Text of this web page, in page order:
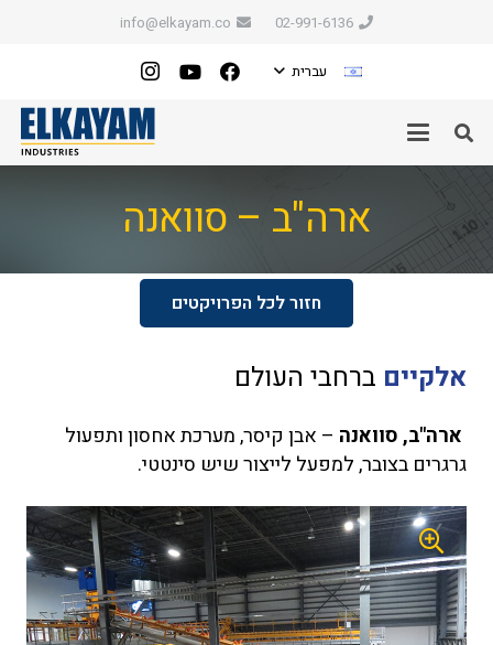
02-991-6136
info@elkayam.co
עברית
ארה"ב – סוואנה
חזור לכל הפרויקטים
אלקיים ברחבי העולם
ארה"ב, סוואנה – אבן קיסר, מערכת אחסון ותפעול
גרגרים בצובר, למפעל לייצור שיש סינטטי.